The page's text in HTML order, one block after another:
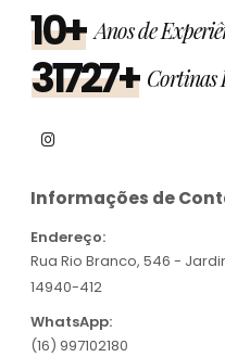
10+ Anos de
31727+ Cortinas
Informações de
Endereço:
Rua Rio Branco, 546 -
14940-412
WhatsApp:
(16) 997102180